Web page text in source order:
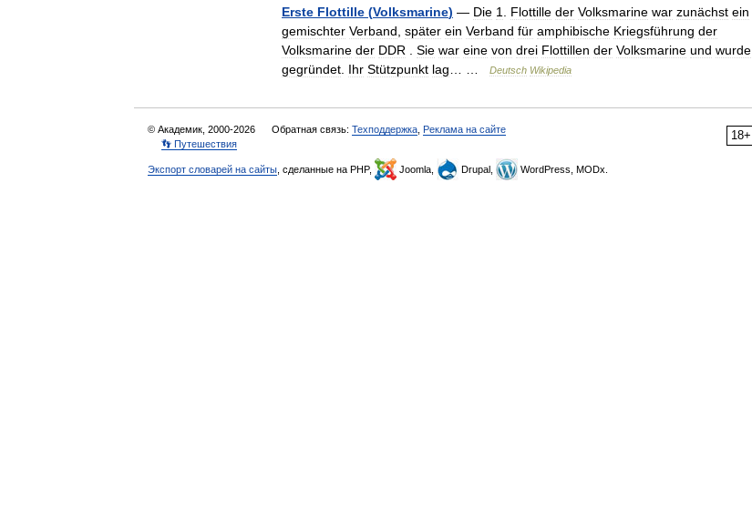
Erste Flottille (Volksmarine) — Die 1 Flottille der Volksmarine war zunächst ein
gemischter Verband später ein Verband für amphibische Kriegsführung der
Volksmarine der DDR Sie war eine von drei Flottillen der Volksmarine und wurde
gegründet Ihr Stützpunkt lag Deutsch Wikipedia
18+
© Академик, 2000-2026 Обратная связь: Техподдержка Реклама на сайте
👣 Путешествия
Экспорт словарей на сайты , сделанные на PHP, Joomla, Drupal, WordPress, MODx.